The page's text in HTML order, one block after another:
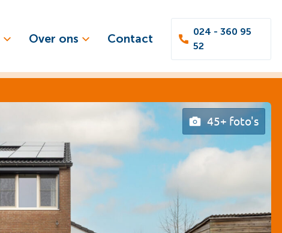
Over ons Contact
024 - 360 95
52
45+ foto's